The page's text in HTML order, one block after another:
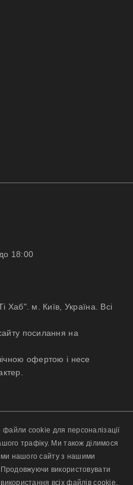
18:00
Хаб". м. Київ, Україна. Всі
посилання на
офертою і несе
cookie для персоналізації
трафіку. Ми також ділимося
нашого сайту з нашими
використовувати
всіх файлів cookie.